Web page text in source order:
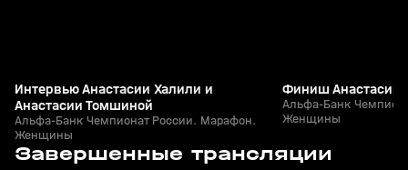
Интервью Анастасии Халили и
Анастасии Томшиной
Альфа-Банк Чемпионат России. Марафон.
Женщины
Финиш Анастасии
Альфа-Банк
Женщины
Завершенные трансляции
29 мар, 09:01